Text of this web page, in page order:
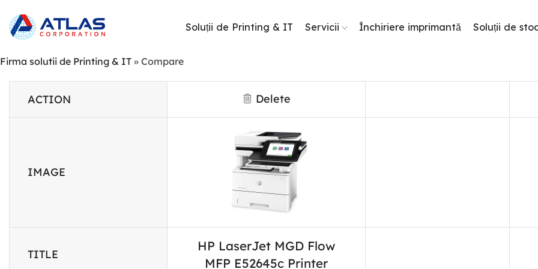
Soluții de Printing & IT Servicii Închiriere imprimantă Soluții de
Firma solutii de Printing & IT » Compare
ACTION Delete
IMAGE
TITLE
HP LaserJet MGD Flow
MFP E52645c Printer